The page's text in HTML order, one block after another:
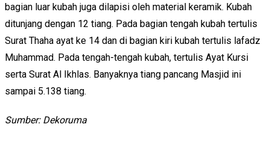
bagian luar kubah juga dilapisi oleh material keramik. Kubah
ditunjang dengan 12 tiang. Pada bagian tengah kubah tertulis
Surat Thaha ayat ke 14 dan di bagian kiri kubah tertulis lafadz
Muhammad. Pada tengah-tengah kubah, tertulis Ayat Kursi
serta Surat Al Ikhlas. Banyaknya tiang pancang Masjid ini
sampai 5.138 tiang.
Sumber: Dekoruma